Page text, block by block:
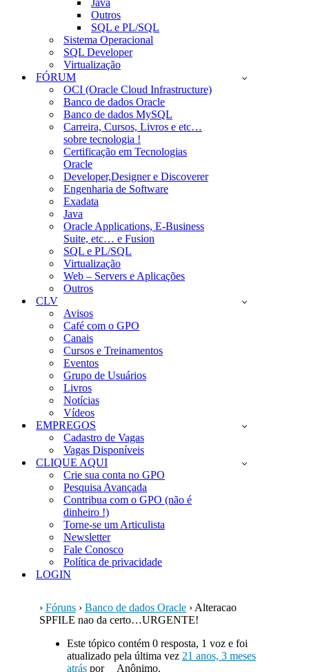
Java
Outros
SQL e PL/SQL
Sistema Operacional
SQL Developer
Virtualização
FÓRUM
OCI (Oracle Cloud Infrastructure)
Banco de dados Oracle
Banco de dados MySQL
Carreira, Cursos, Livros e etc…
sobre tecnologia !
Certificação em Tecnologias
Oracle
Developer,Designer e Discoverer
Engenharia de Software
Exadata
Java
Oracle Applications, E-Business
Suite, etc… e Fusion
SQL e PL/SQL
Virtualização
Web – Servers e Aplicações
Outros
CLV
Avisos
Café com o GPO
Canais
Cursos e Treinamentos
Eventos
Grupo de Usuários
Livros
Notícias
Vídeos
EMPREGOS
Cadastro de Vagas
Vagas Disponíveis
CLIQUE AQUI
Crie sua conta no GPO
Pesquisa Avançada
Contribua com o GPO (não é
dinheiro !)
Torne-se um Articulista
Newsletter
Fale Conosco
Política de privacidade
LOGIN
› Fóruns › Banco de dados Oracle › Alteracao
SPFILE nao da certo…URGENTE!
Este tópico contém 0 resposta, 1 voz e foi
atualizado pela última vez 21 anos, 3 meses
atráspor
Anônimo.